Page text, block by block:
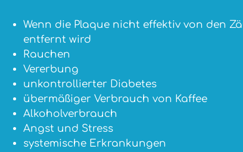
Wenn die Plaque nicht effektiv von den
entfernt wird
Rauchen
Vererbung
unkontrollierter Diabetes
übermäßiger Verbrauch von Kaffee
Alkoholverbrauch
Angst und Stress
systemische Erkrankungen